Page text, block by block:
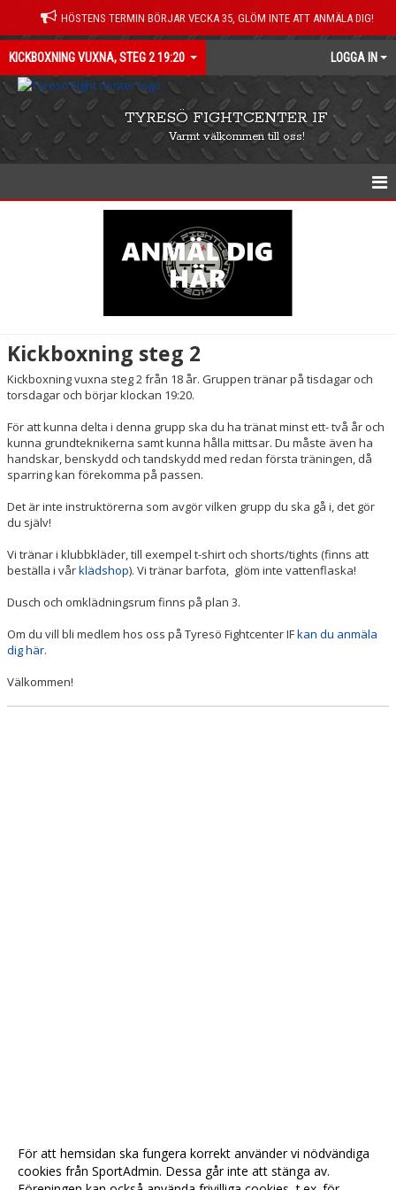
HÖSTENS TERMIN BÖRJAR VECKA 35, GLÖM INTE ATT ANMÄLA DIG!
KICKBOXNING VUXNA, STEG 2 19:20 LOGGA IN
TYRESÖ FIGHTCENTER IF
Varmt välkommen till oss!
Kickboxning steg 2
Kickboxning vuxna steg 2 från 18 år. Gruppen tränar på tisdagar och
torsdagar och börjar klockan 19:20.
För att kunna delta i denna grupp ska du ha tränat minst ett- två år och
kunna grundteknikerna samt kunna hålla mittsar. Du måste även ha
handskar, benskydd och tandskydd med redan första träningen, då
sparring kan förekomma på passen.
Det är inte instruktörerna som avgör vilken grupp du ska gå i, det gör
du själv!
Vi tränar i klubbkläder, till exempel t-shirt och shorts/tights (finns att
beställa i vårklädshop). Vi tränar barfota, glöm inte vattenflaska!
Dusch och omklädningsrum finns på plan 3.
Om du vill bli medlem hos oss på Tyresö Fightcenter IFkan du anmäla
dig här.
Välkommen!
För att hemsidan ska fungera korrekt använder vi nödvändiga
cookies från SportAdmin. Dessa går inte att stänga av.